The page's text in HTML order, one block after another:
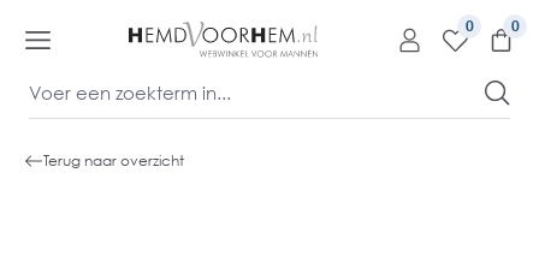
0
Terug naar overzicht